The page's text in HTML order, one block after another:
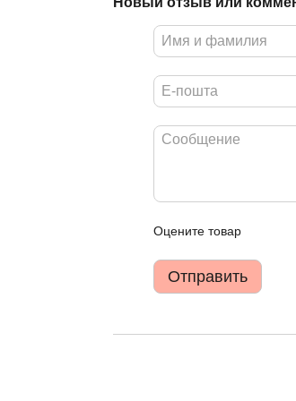
Оцените товар
Отправить